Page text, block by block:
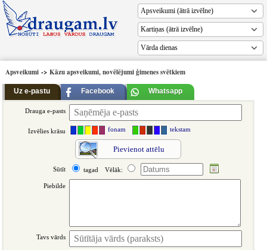
Vārda dienas
Apsveikumi -> Kāzu apsveikumi, novēlējumi ģimenes svētkiem
Uz e-pastu Facebook Whatsapp
Drauga e-pasts
Izvēlies krāsu fonam tekstam
Pievienot attēlu
Sūtīt tagad Vēlāk:
Piebilde
Tavs vārds